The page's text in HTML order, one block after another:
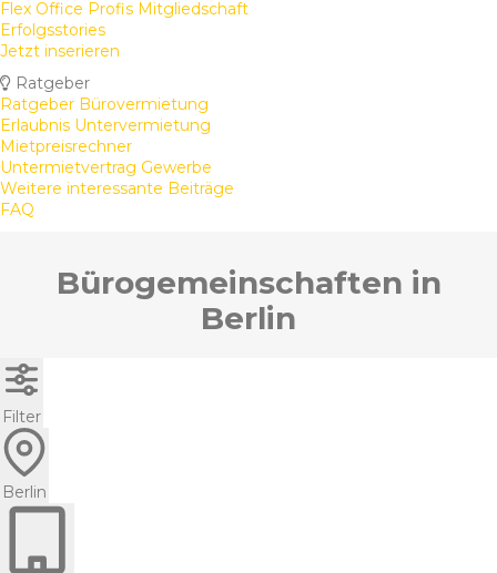
Flex Office Profis Mitgliedschaft
Erfolgsstories
Jetzt inserieren
Ratgeber
Ratgeber Bürovermietung
Erlaubnis Untervermietung
Mietpreisrechner
Untermietvertrag Gewerbe
Weitere interessante Beiträge
FAQ
Bürogemeinschaften in
Berlin
Filter
Berlin